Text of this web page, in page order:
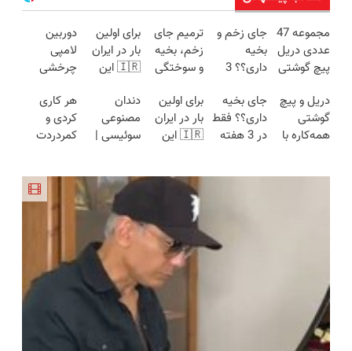
مجموعه 47
عددی دریل
پیچ گوشتی
(تخفیف به
مدت
محدود)
جای زخم و
بخیه
داری؟؟ 3
محوش کن!
ترمیم جای
زخم، بخیه
و سوختگی
هفته!!😍
برای اولین
بار در ایران
🇮🇷 این
ترمیم کننده
23 روزه
ساخت!
دوربین
لامپی
چرخشی
فقط امروز
حراج شد🔥
پرداخت
دریل و پیچ
گوشتی
همه‌کاره با
جای بخیه
داری؟؟ فقط
در 3 هفته
برای اولین
بار در ایران
🇮🇷 این
23 روزه
ساخت!
دندان
مصنوعی
سوئیسی |
طبیعی!
ویزیت
رایگان+پرداخت
اقساطی😍
هر کاری
کردی و
کمردردت
پرسشنامه و
دریافت راه